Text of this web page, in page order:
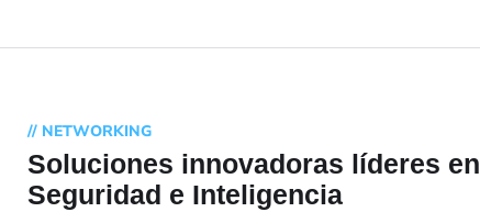
// NETWORKING
Soluciones innovadoras líderes en
Seguridad e Inteligencia